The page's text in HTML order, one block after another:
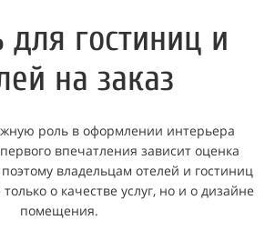
гостиниц и
на заказ
роль в оформлении интерьера
впечатления зависит оценка
владельцам отелей и гостиниц
о качестве услуг, но и о дизайне
помещения.